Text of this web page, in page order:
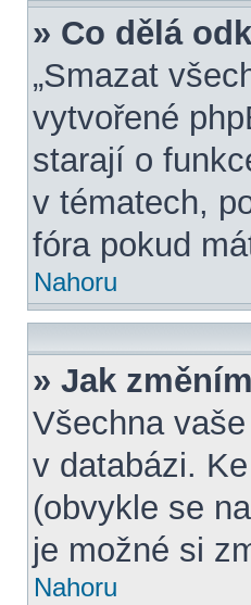
» Co dělá
„Smazat
vytvořené
starají o
v tématech,
fóra pokud
Nahoru
» Jak
Všechna
v databázi.
(obvykle se
je možné si
Nahoru